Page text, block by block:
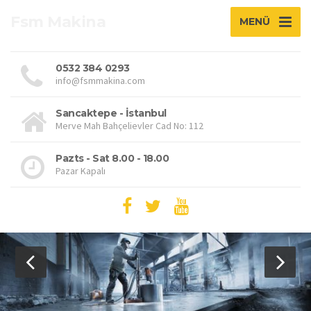
MENÜ
0532 384 0293
info@fsmmakina.com
Sancaktepe - İstanbul
Merve Mah Bahçelievler Cad No: 112
Pazts - Sat 8.00 - 18.00
Pazar Kapalı